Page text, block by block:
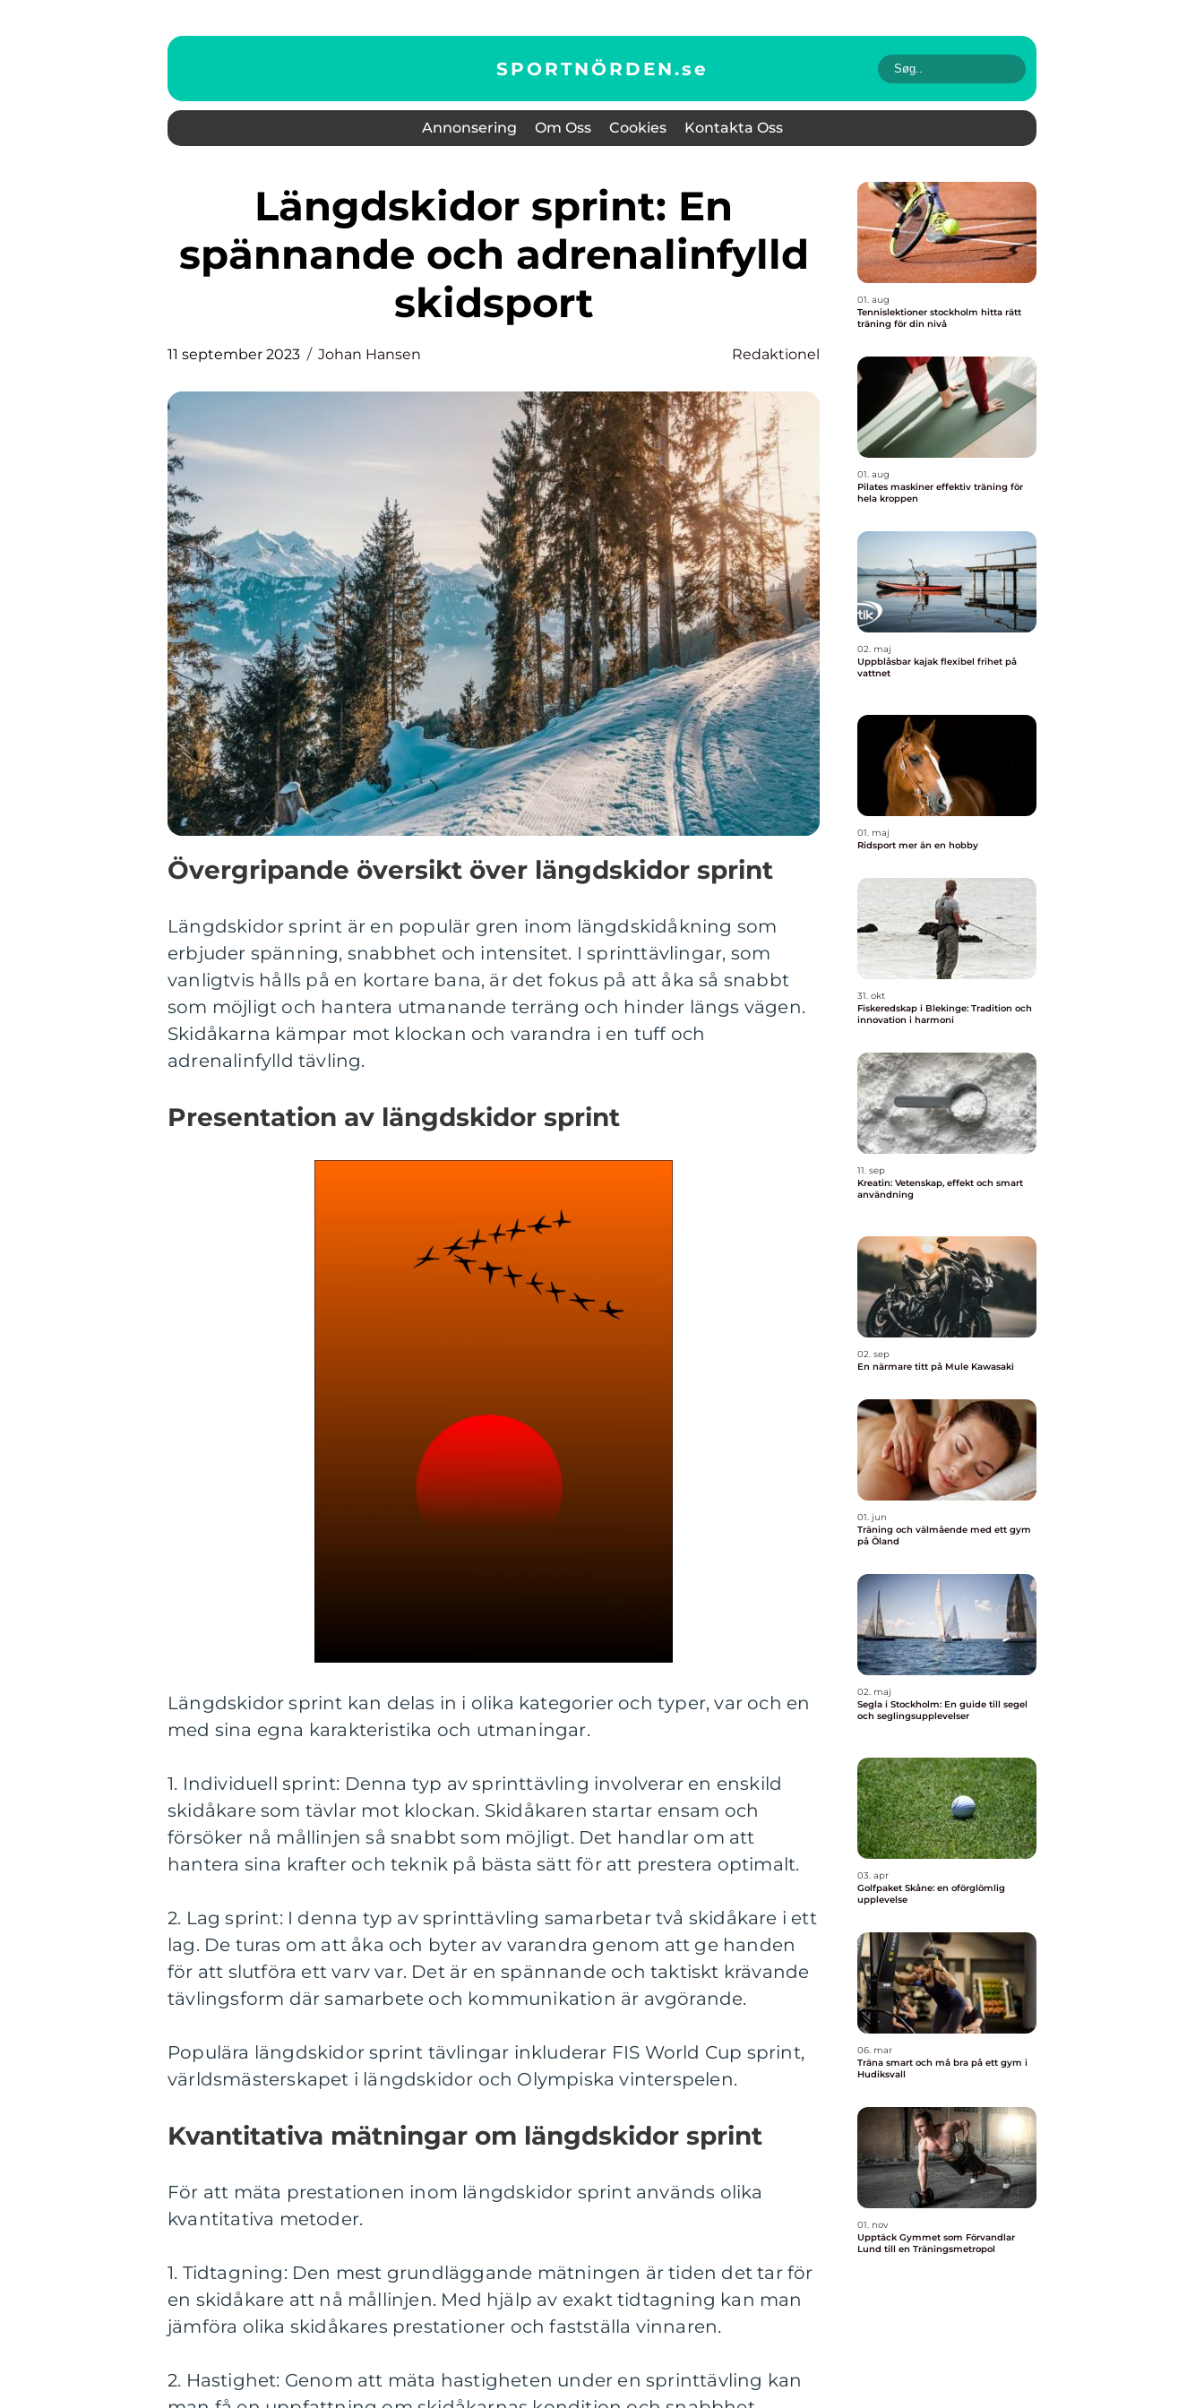
SPORTNÖRDEN.se
Annonsering Om Oss Cookies Kontakta Oss
Längdskidor sprint: En
spännande och adrenalinfylld
skidsport
11 september 2023 Johan Hansen Redaktionel
Övergripande översikt över längdskidor sprint
Längdskidor sprint är en populär gren inom längdskidåkning som
erbjuder spänning, snabbhet och intensitet. I sprinttävlingar, som
vanligtvis hålls på en kortare bana, är det fokus på att åka så snabbt
som möjligt och hantera utmanande terräng och hinder längs vägen.
Skidåkarna kämpar mot klockan och varandra i en tuff och
adrenalinfylld tävling.
Presentation av längdskidor sprint
Längdskidor sprint kan delas in i olika kategorier och typer, var och en
med sina egna karakteristika och utmaningar.
1. Individuell sprint: Denna typ av sprinttävling involverar en enskild
skidåkare som tävlar mot klockan. Skidåkaren startar ensam och
försöker nå mållinjen så snabbt som möjligt. Det handlar om att
hantera sina krafter och teknik på bästa sätt för att prestera optimalt.
2. Lag sprint: I denna typ av sprinttävling samarbetar två skidåkare i ett
lag. De turas om att åka och byter av varandra genom att ge handen
för att slutföra ett varv var. Det är en spännande och taktiskt krävande
tävlingsform där samarbete och kommunikation är avgörande.
Populära längdskidor sprint tävlingar inkluderar FIS World Cup sprint,
världsmästerskapet i längdskidor och Olympiska vinterspelen.
Kvantitativa mätningar om längdskidor sprint
För att mäta prestationen inom längdskidor sprint används olika
kvantitativa metoder.
1. Tidtagning: Den mest grundläggande mätningen är tiden det tar för
en skidåkare att nå mållinjen. Med hjälp av exakt tidtagning kan man
jämföra olika skidåkares prestationer och fastställa vinnaren.
2. Hastighet: Genom att mäta hastigheten under en sprinttävling kan
01. aug
Tennislektioner stockholm hitta rätt
träning för din nivå
01. aug
Pilates maskiner effektiv träning för
hela kroppen
02. maj
Uppblåsbar kajak flexibel frihet på
vattnet
01. maj
Ridsport mer än en hobby
31. okt
Fiskeredskap i Blekinge: Tradition och
innovation i harmoni
11. sep
Kreatin: Vetenskap, effekt och smart
användning
02. sep
En närmare titt på Mule Kawasaki
01. jun
Träning och välmående med ett gym
på Öland
02. maj
Segla i Stockholm: En guide till segel
och seglingsupplevelser
03. apr
Golfpaket Skåne: en oförglömlig
upplevelse
06. mar
Träna smart och må bra på ett gym i
Hudiksvall
01. nov
Upptäck Gymmet som Förvandlar
Lund till en Träningsmetropol